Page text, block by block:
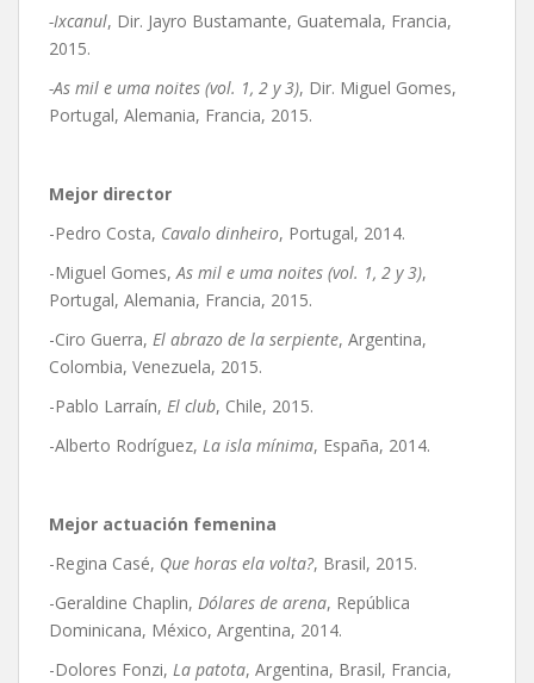
-Ixcanul, Dir. Jayro Bustamante, Guatemala, Francia,
2015.
-As mil e uma noites (vol. 1, 2 y 3), Dir. Miguel Gomes,
Portugal, Alemania, Francia, 2015.
Mejor director
-Pedro Costa, Cavalo dinheiro, Portugal, 2014.
-Miguel Gomes,As mil e uma noites (vol. 1, 2 y 3),
Portugal, Alemania, Francia, 2015.
-Ciro Guerra, El abrazo de la serpiente, Argentina,
Colombia, Venezuela, 2015.
-Pablo Larraín, El club, Chile, 2015.
-Alberto Rodríguez, La isla mínima, España, 2014.
Mejor actuación femenina
-Regina Casé, Que horas ela volta?, Brasil, 2015.
-Geraldine Chaplin, Dólares de arena, República
Dominicana, México, Argentina, 2014.
-Dolores Fonzi, La patota, Argentina, Brasil, Francia,